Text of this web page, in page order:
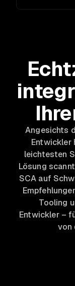
Angesichts
Entwickler
leichtesten
Lösung
SCA auf
Tooling
Entwickler –
von